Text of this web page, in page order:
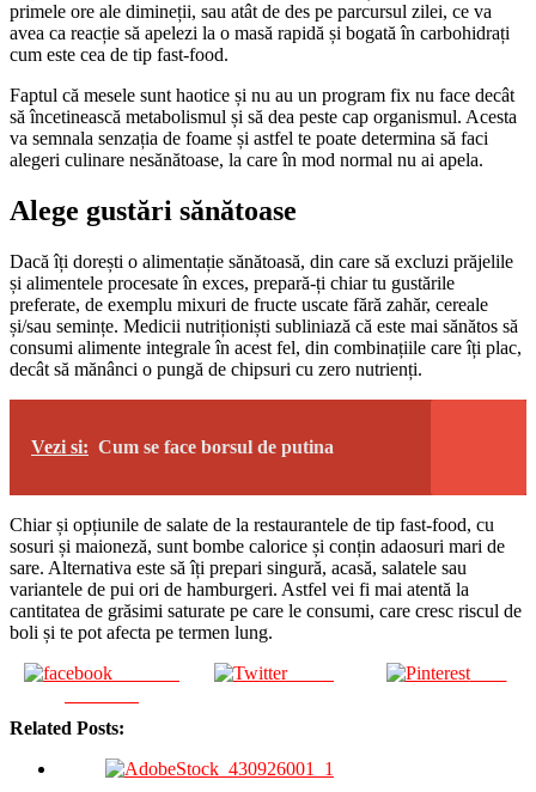
primele ore ale dimineții, sau atât de des pe parcursul zilei, ce va
avea ca reacție să apelezi la o masă rapidă și bogată în carbohidrați
cum este cea de tip fast-food.
Faptul că mesele sunt haotice și nu au un program fix nu face decât
să încetinească metabolismul și să dea peste cap organismul. Acesta
va semnala senzația de foame și astfel te poate determina să faci
alegeri culinare nesănătoase, la care în mod normal nu ai apela.
Alege gustări sănătoase
Dacă îți dorești o alimentație sănătoasă, din care să excluzi prăjelile
și alimentele procesate în exces, prepară-ți chiar tu gustările
preferate, de exemplu mixuri de fructe uscate fără zahăr, cereale
și/sau semințe. Medicii nutriționiști subliniază că este mai sănătos să
consumi alimente integrale în acest fel, din combinațiile care îți plac,
decât să mănânci o pungă de chipsuri cu zero nutrienți.
Vezi si: Cum se face borsul de putina
Chiar și opțiunile de salate de la restaurantele de tip fast-food, cu
sosuri și maioneză, sunt bombe calorice și conțin adaosuri mari de
sare. Alternativa este să îți prepari singură, acasă, salatele sau
variantele de pui ori de hamburgeri. Astfel vei fi mai atentă la
cantitatea de grăsimi saturate pe care le consumi, care cresc riscul de
boli și te pot afecta pe termen lung.
Tweet Save
Related Posts: